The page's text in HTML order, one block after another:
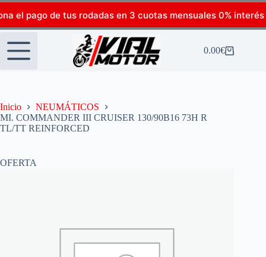
el pago de tus rodadas en 3 cuotas mensuales 0% interés
0.00€
Inicio
NEUMÁTICOS
MI. COMMANDER III CRUISER 130/90B16 73H R
TL/TT REINFORCED
OFERTA